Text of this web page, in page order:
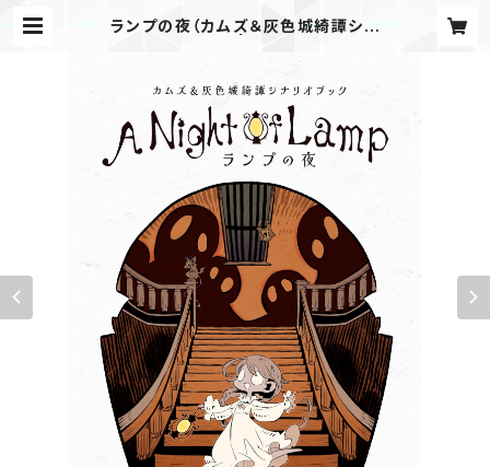
ランプの夜（カムズ＆灰色城綺譚シナ